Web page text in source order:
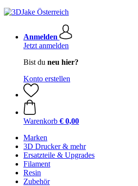
Anmelden
Jetzt anmelden
Bist du neu hier?
Konto erstellen
Warenkorb € 0,00
Marken
3D Drucker & mehr
Ersatzteile & Upgrades
Filament
Resin
Zubehör